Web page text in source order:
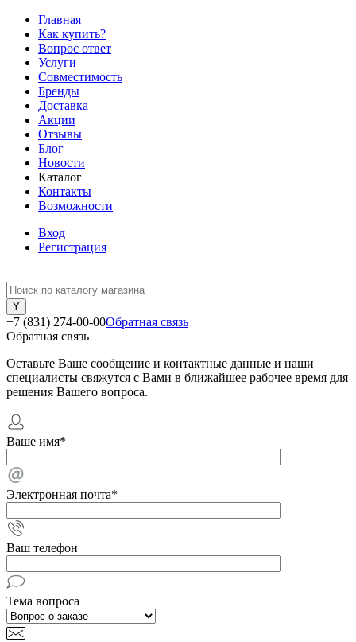
Главная
Как купить?
Вопрос ответ
Услуги
Совместимость
Бренды
Доставка
Акции
Отзывы
Блог
Новости
Каталог
Контакты
Возможности
Вход
Регистрация
+7 (831) 274-00-00Обратная связь
Обратная связь
Оставьте Ваше сообщение и контактные данные и наши
специалисты свяжутся с Вами в ближайшее рабочее время для
решения Вашего вопроса.
Ваше имя*
Электронная почта*
Ваш телефон
Тема вопроса